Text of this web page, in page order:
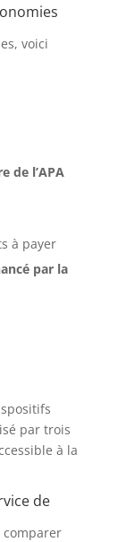
voici
de l’APA
à payer
par la
par trois
à la
de
comparer